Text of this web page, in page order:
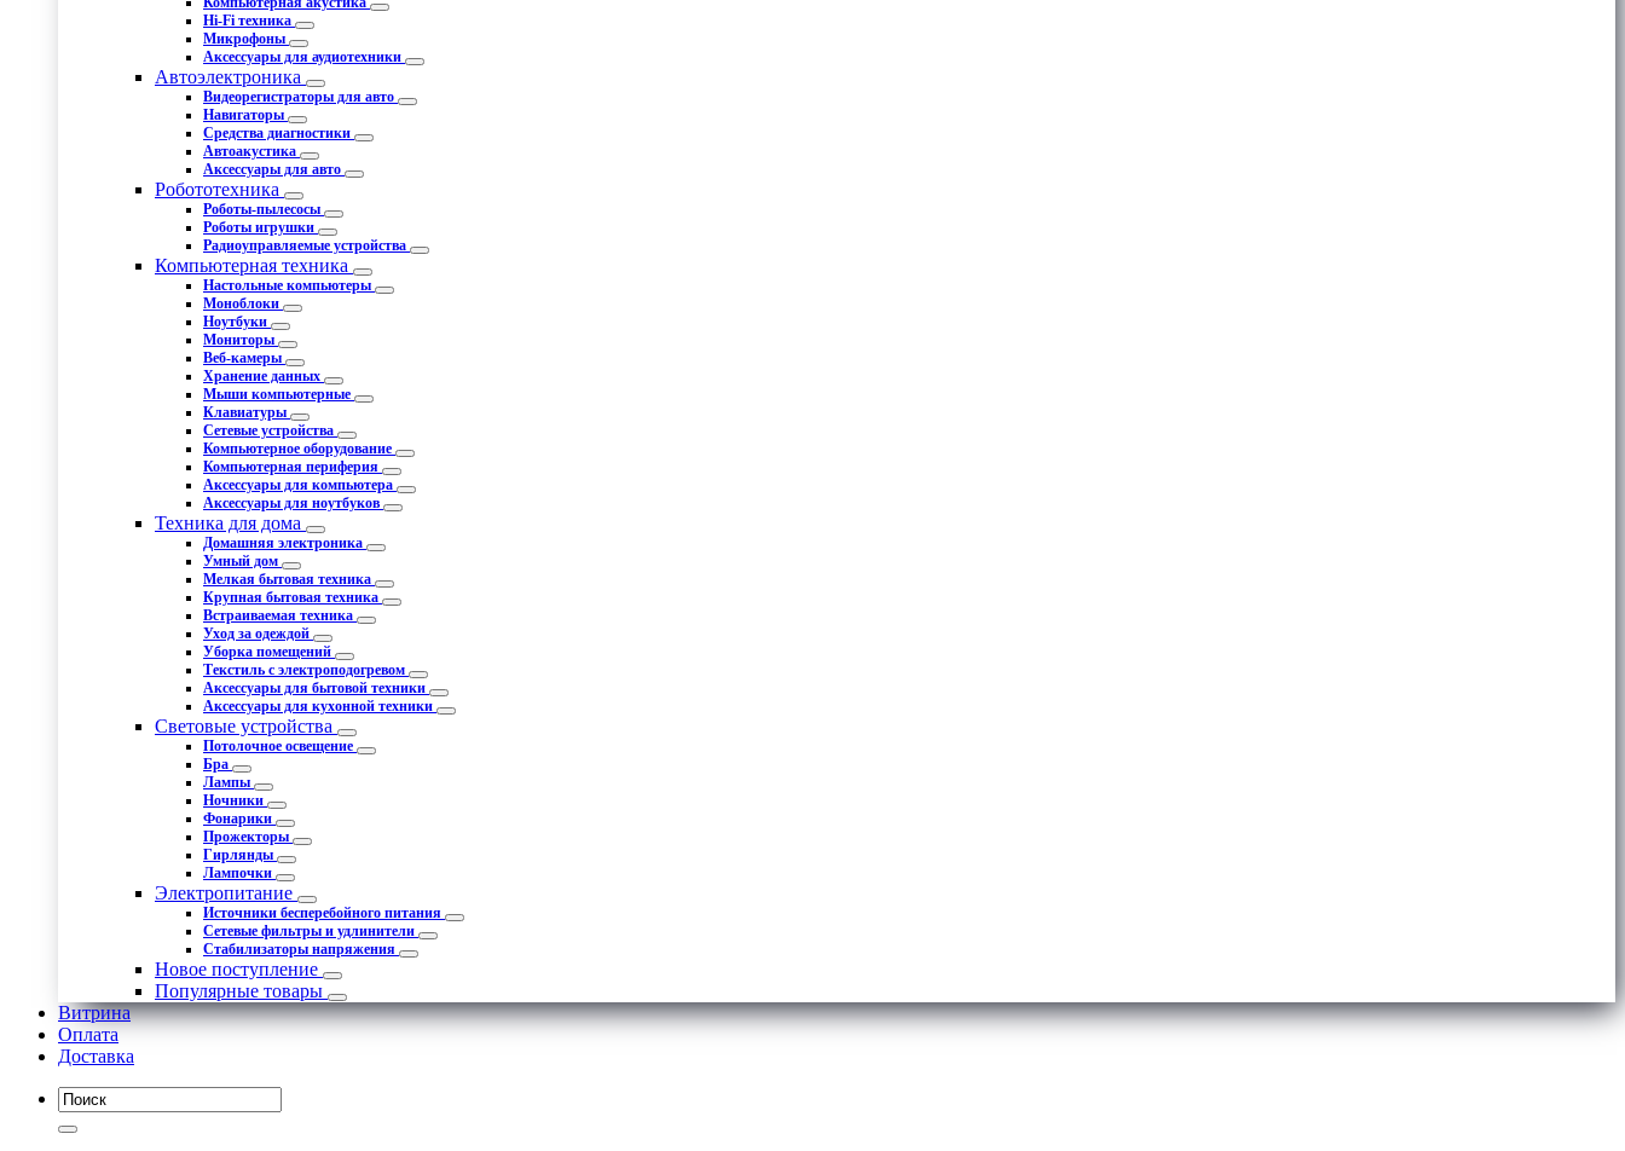
Hi-Fi техника
Микрофоны
Аксессуары для аудиотехники
Автоэлектроника
Видеорегистраторы для авто
Навигаторы
Средства диагностики
Автоакустика
Аксессуары для авто
Робототехника
Роботы-пылесосы
Роботы игрушки
Радиоуправляемые устройства
Компьютерная техника
Настольные компьютеры
Моноблоки
Ноутбуки
Мониторы
Веб-камеры
Хранение данных
Мыши компьютерные
Клавиатуры
Сетевые устройства
Компьютерное оборудование
Компьютерная периферия
Аксессуары для компьютера
Аксессуары для ноутбуков
Техника для дома
Домашняя электроника
Умный дом
Мелкая бытовая техника
Крупная бытовая техника
Встраиваемая техника
Уход за одеждой
Уборка помещений
Текстиль с электроподогревом
Аксессуары для бытовой техники
Аксессуары для кухонной техники
Световые устройства
Потолочное освещение
Бра
Лампы
Ночники
Фонарики
Прожекторы
Гирлянды
Лампочки
Электропитание
Источники бесперебойного питания
Сетевые фильтры и удлинители
Стабилизаторы напряжения
Новое поступление
Популярные товары
Витрина
Оплата
Доставка